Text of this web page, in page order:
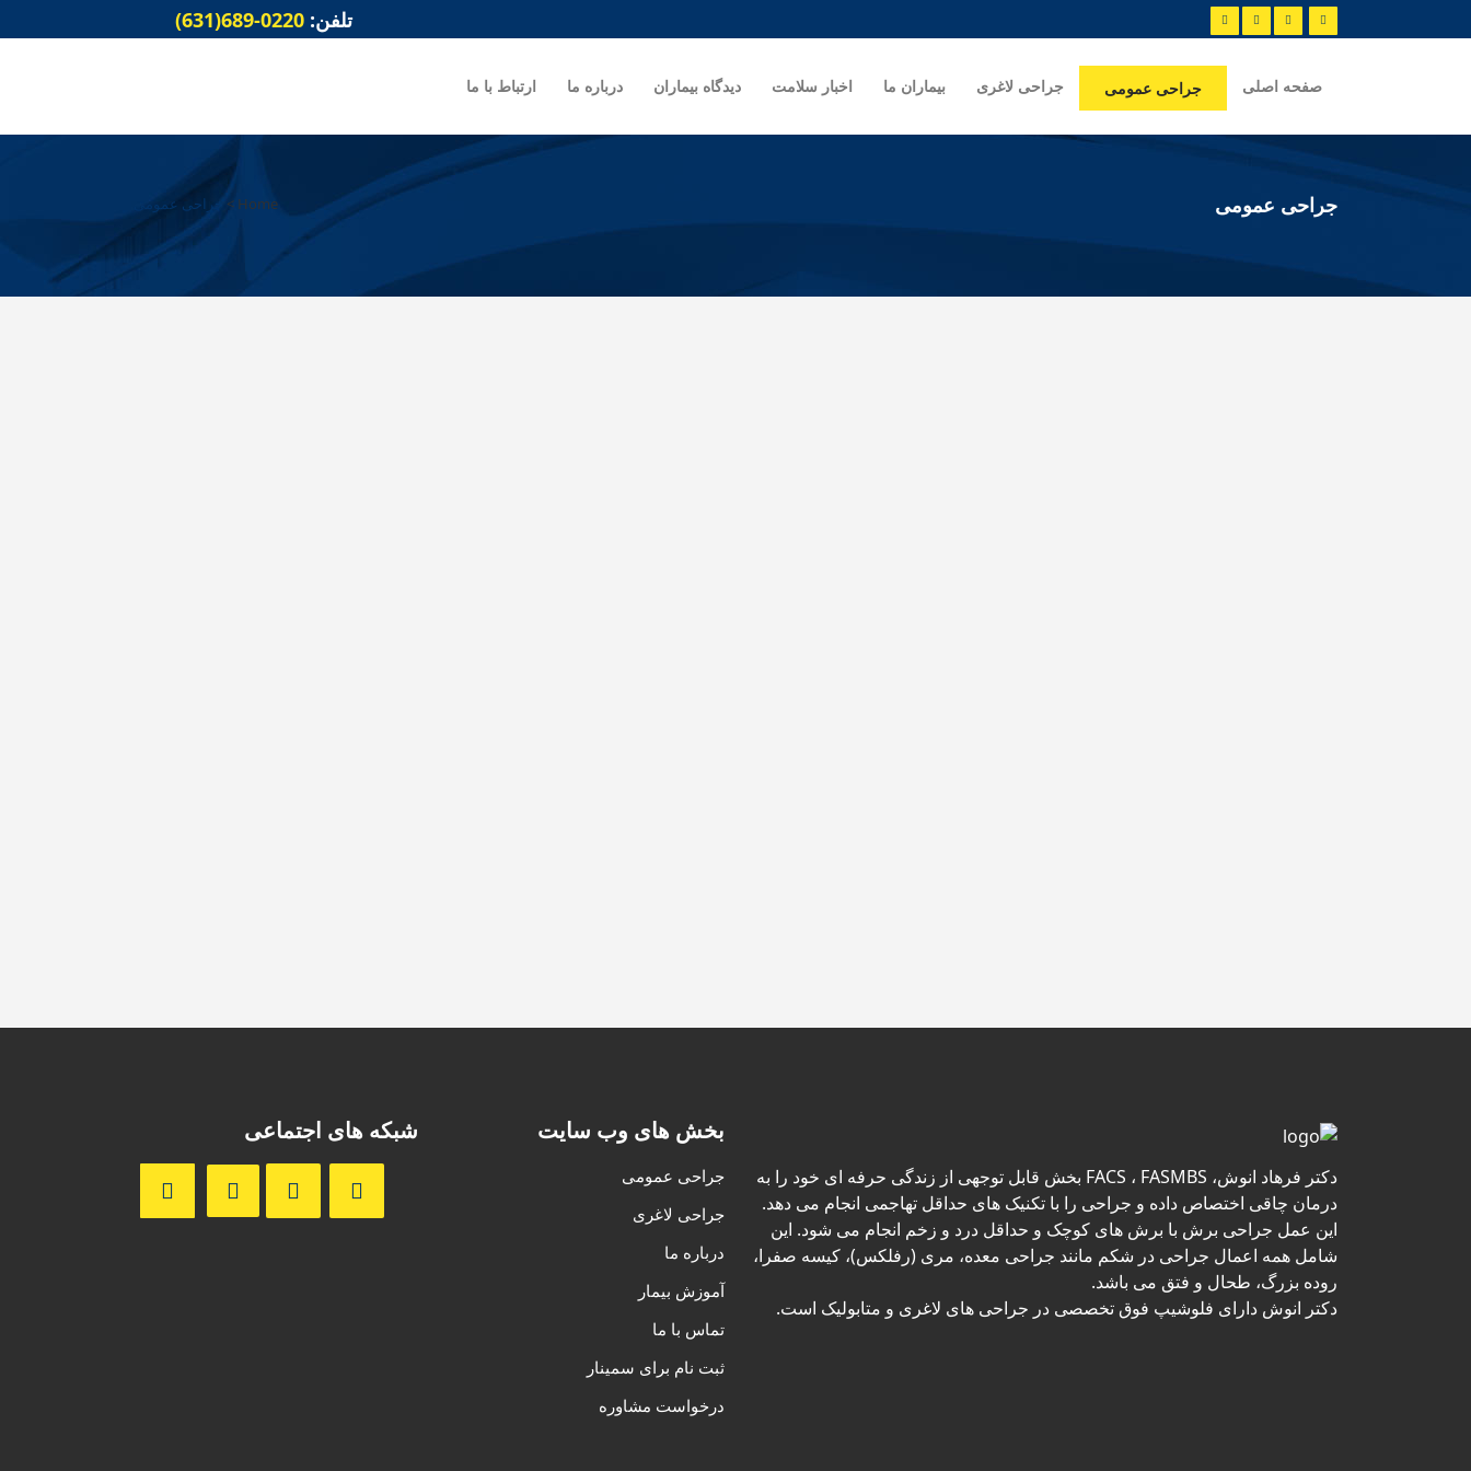
تلفن: 0220-689(631)
صفحه اصلی جراحی عمومی جراحی لاغری بیماران ما اخبار سلامت دیدگاه بیماران درباره ما ارتباط با ما
جراحی عمومی Home
>جراحی عمومی
دکتر فرهاد انوش، FACS ، FASMBS بخش قابل توجهی از زندگی حرفه ای خود را به
درمان چاقی اختصاص داده و جراحی را با تکنیک های حداقل تهاجمی انجام می دهد.
این عمل جراحی برش با برش های کوچک و حداقل درد و زخم انجام می شود. این
شامل همه اعمال جراحی در شکم مانند جراحی معده، مری (رفلکس)، کیسه صفرا،
روده بزرگ، طحال و فتق می باشد.
دکتر انوش دارای فلوشیپ فوق تخصصی در جراحی های لاغری و متابولیک است.
بخش های وب سایت
جراحی عمومی
جراحی لاغری
درباره ما
آموزش بیمار
تماس با ما
ثبت نام برای سمینار
درخواست مشاوره
شبکه های اجتماعی